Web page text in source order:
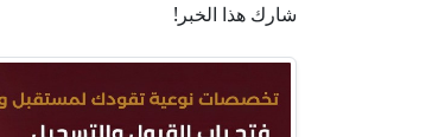
شارك هذا الخبر!